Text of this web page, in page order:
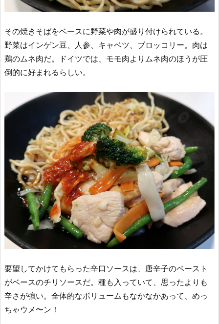
その焼きそばをベースに野菜や肉が盛り付けられている。
野菜はインゲン豆、人参、キャベツ、ブロッコリー。肉は
鶏のムネ肉だ。ドイツでは、モモ肉よりムネ肉のほうが圧
倒的に好まれるらしい。
要望してかけてもらった辛口ソースは、唐辛子のペースト
がベースのチリソースだ。種も入っていて、思ったよりも
辛さが強い。全体的なボリュームもなかなかあって、めっ
ちゃウメ〜ン！